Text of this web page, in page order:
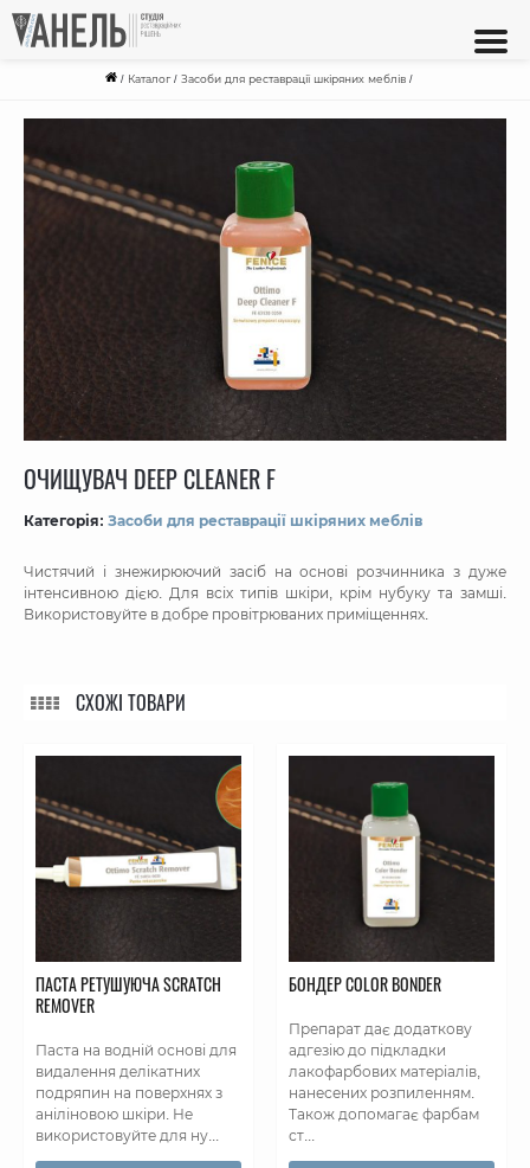
/ Каталог/ Засоби для реставрації шкіряних меблів /
ОЧИЩУВАЧ DEEP CLEANER F
Категорія: Засоби для реставрації шкіряних меблів
Чистячий і знежирюючий засіб на основі розчинника з дуже
інтенсивною дією. Для всіх типів шкіри, крім нубуку та замші.
Використовуйте в добре провітрюваних приміщеннях.
СХОЖІ ТОВАРИ
ПАСТА РЕТУШУЮЧА SCRATCH
REMOVER
Паста на водній основі для
видалення делікатних
подряпин на поверхнях з
аніліновою шкіри. Не
використовуйте для ну...
БОНДЕР COLOR BONDER
Препарат дає додаткову
адгезію до підкладки
лакофарбових матеріалів,
нанесених розпиленням.
Також допомагає фарбам
ст...